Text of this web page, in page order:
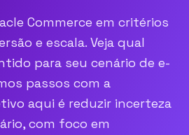
Commerce em critérios
e escala. Veja qual
para seu cenário de e-
passos com a
aqui é reduzir incerteza
com foco em